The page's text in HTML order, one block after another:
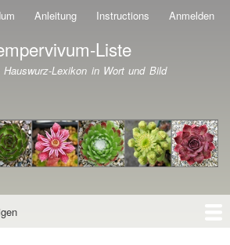
Direkt
zum
Inhalt
Anleitung Instructions Anmelden
Liste
Hauswurz-Lexikon in Wort und Bild